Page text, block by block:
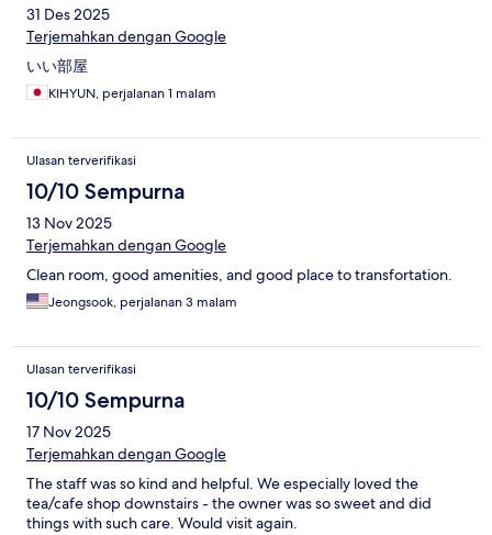
31 Des 2025
Terjemahkan dengan Google
いい部屋
KIHYUN, perjalanan 1 malam
Ulasan terverifikasi
10/10 Sempurna
13 Nov 2025
Terjemahkan dengan Google
Clean room, good amenities, and good place to transfortation.
Jeongsook, perjalanan 3 malam
Ulasan terverifikasi
10/10 Sempurna
17 Nov 2025
Terjemahkan dengan Google
The staff was so kind and helpful. We especially loved the
tea/cafe shop downstairs - the owner was so sweet and did
things with such care. Would visit again.